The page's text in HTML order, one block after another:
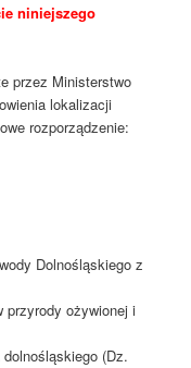
niniejszego
przez Ministerstwo
lokalizacji
rozporządzenie:
Dolnośląskiego z
przyrody ożywionej i
(Dz.